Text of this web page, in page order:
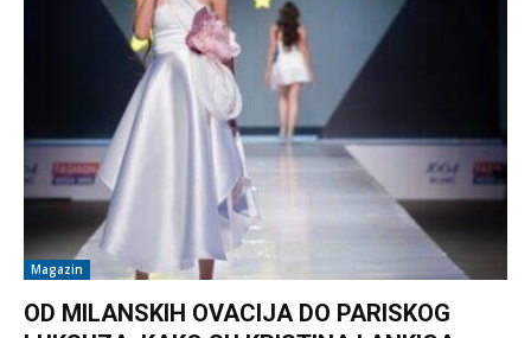
Magazin
OD MILANSKIH OVACIJA DO PARISKOG